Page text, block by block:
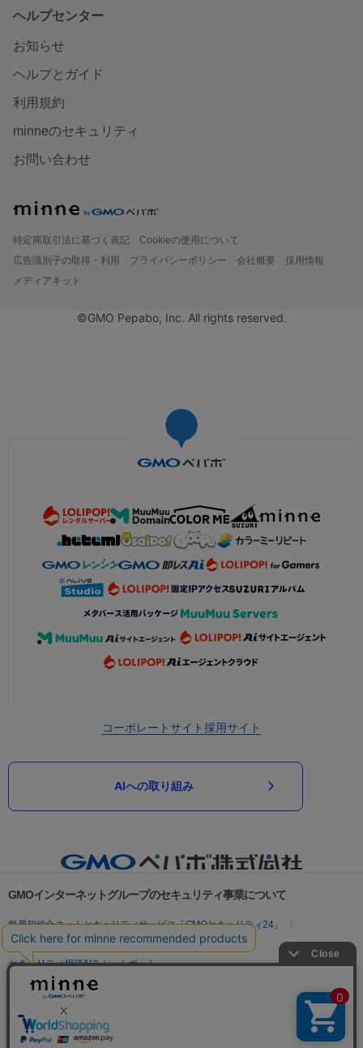
ヘルプセンター
お知らせ
ヘルプとガイド
利用規約
minneのセキュリティ
お問い合わせ
特定商取引法に基づく表記
Cookieの使用について
広告識別子の取得・利用
プライバシーポリシー 会社概要
採用情報
メディアキット
©GMO Pepabo, Inc. All rights reserved.
コーポレートサイト採用サイト
AIへの取り組み
GMOインターネットグループのセキュリティ事業について
世界初総合ネットセキュリティサービス「GMOセキュリティ24」
パスワード漏洩診断
Webサイトリスク診断
セキュリティ相談AIチャットボット
実在証明・盗聴対策
サイバー攻撃対策（GMO Flatt Security）
セキュリティ事業の軌跡